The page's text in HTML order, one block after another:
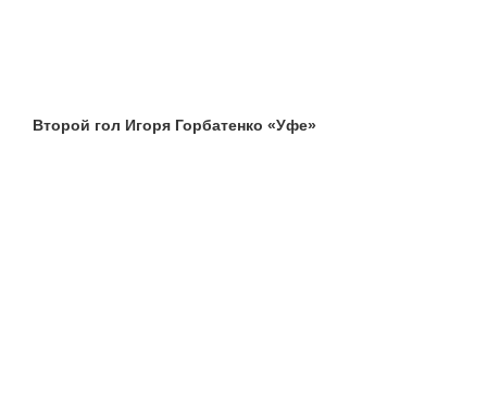
Второй гол Игоря Горбатенко «Уфе»